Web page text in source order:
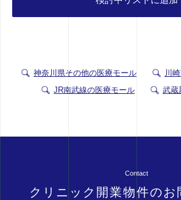
神奈川県その他の医療モール
川
JR南武線の医療モール
武蔵
Contact
クリニック開業物件のお